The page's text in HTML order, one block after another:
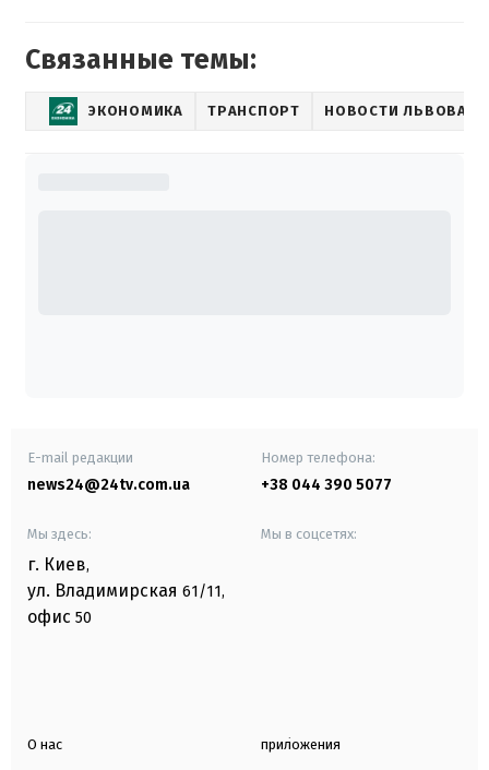
Связанные темы:
ЭКОНОМИКА ТРАНСПОРТ НОВОСТИ ЛЬВОВА
E-mail редакции
news24@24tv.com.ua
Номер телефона:
+38 044 390 5077
Мы здесь:
г. Киев,
ул. Владимирская 61/11,
офис 50
Мы в соцсетях:
О нас приложения